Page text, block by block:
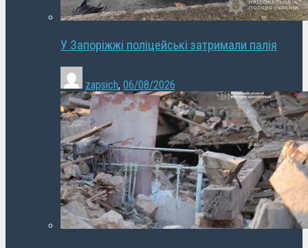
У Запоріжжі поліцейські затримали палія
zapsich, 06/08/2026